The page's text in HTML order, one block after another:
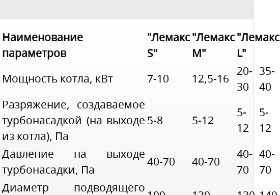
Наименование
параметров
"Лемакс
S"
"Лемакс
M"
"Лемакс
L"
Мощность котла, кВт
7-10 12,5-16
20-
30
35-
40
Разряжение, создаваемое
турбонасадкой (на выходе
из котла), Па
5-8 5-12
5-
12
5-
12
Давление на выходе
турбонасадки, Па
40-70 40-70
40-
70
40-
70
Диаметр подводящего